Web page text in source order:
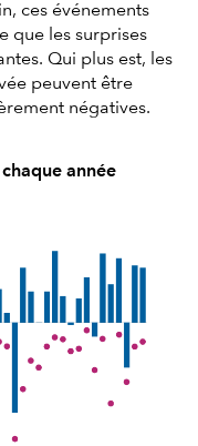
ces événements
que les surprises
Qui plus est, les
peuvent être
négatives.
année